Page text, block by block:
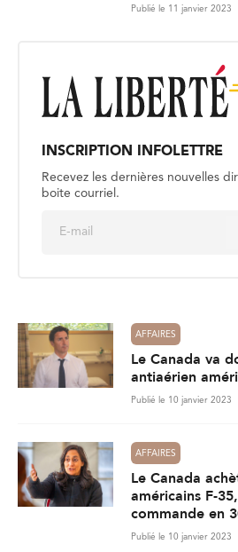
Publié le 11 janvier 2023
INSCRIPTION INFOLETTRE
Recevez les dernières nouvelles
boite courriel.
AFFAIRES
Le Canada va
antiaérien
Publié le 10 janvier 2023
AFFAIRES
Le Canada
américains F-
commande en
Publié le 10 janvier 2023